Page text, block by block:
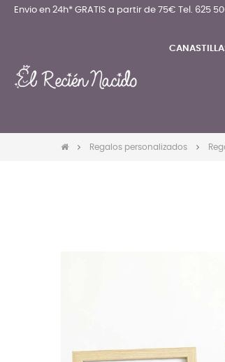
Envio en 24h* GRATIS a partir de 75€ Tel. 625
Regalos personalizados